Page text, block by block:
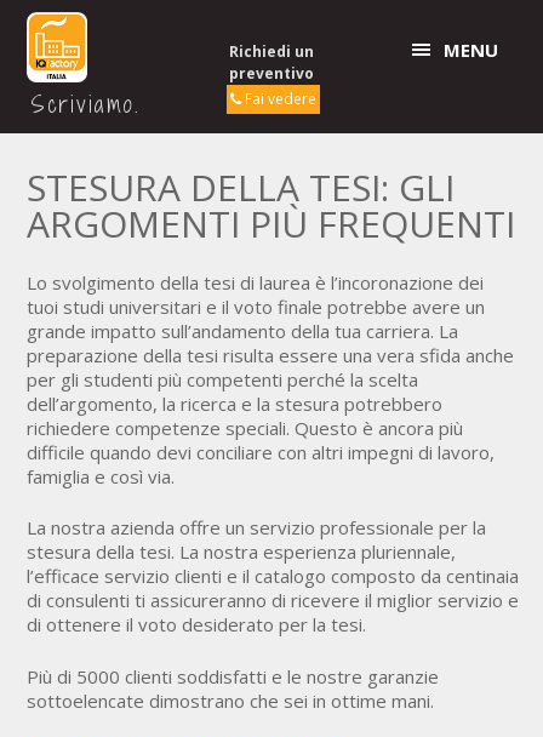
Scriviamo.
MENU
Richiedi un
preventivo
Fai vedere
STESURA DELLA TESI: GLI
ARGOMENTI PIÙ FREQUENTI
Lo svolgimento della tesi di laurea è l’incoronazione dei
tuoi studi universitari e il voto finale potrebbe avere un
grande impatto sull’andamento della tua carriera. La
preparazione della tesi risulta essere una vera sfida anche
per gli studenti più competenti perché la scelta
dell’argomento, la ricerca e la stesura potrebbero
richiedere competenze speciali. Questo è ancora più
difficile quando devi conciliare con altri impegni di lavoro,
famiglia e così via.
La nostra azienda offre un servizio professionale per la
stesura della tesi. La nostra esperienza pluriennale,
l’efficace servizio clienti e il catalogo composto da centinaia
di consulenti ti assicureranno di ricevere il miglior servizio e
di ottenere il voto desiderato per la tesi.
Più di 5000 clienti soddisfatti e le nostre garanzie
sottoelencate dimostrano che sei in ottime mani.